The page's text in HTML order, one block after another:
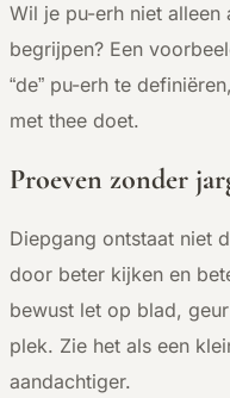
Wil je pu-erh niet
begrijpen? Een
“de” pu-erh te
met thee doet.
Proeven zonder
Diepgang ontstaat niet
door beter kijken en
bewust let op blad,
plek. Zie het als een
aandachtiger.